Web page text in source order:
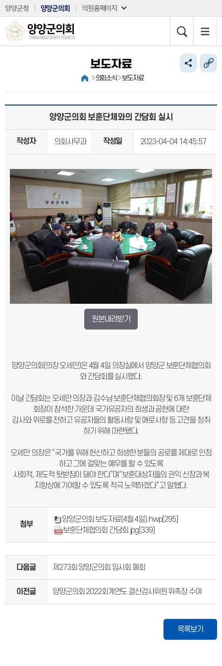
본문바로가기
양양군청 양양군의회 의원홈페이지
양양군의회
YANGYANG COUNTY COUNCIL
보도자료
의회소식 보도자료
양양군의회 보훈단체와의 간담회 실시
작성자 의회사무과 작성일 2023-04-04 14:45:57
원본내려받기
양양군의회(의장 오세만)은 4월 4일 의장실에서 양양군 보훈단체협의회
와 간담회를 실시했다.
이날 간담회는 오세만 의장과 김수남 보훈단체협의회장 및 6개 보훈단체
회장이 참석한 가운데 국가유공자의 희생과 공헌에 대한
감사와 위로를 전하고 유공자들의 활동사항 및 애로사항 등 고견을 청취
하기 위해 마련됐다.
오세만 의장은 “국가를 위해 헌신하고 희생한 분들의 공로를 제대로 인정
하고 그에 걸맞는 예우를 할 수 있도록
사회적, 제도적 뒷받침이 돼야 한다”며“보훈대상자들의 권익 신장과 복
지향상에 기여할 수 있도록 적극 노력하겠다”고 말했다.
첨부
양양군의회 보도자료(4월 4일).hwp[295]
보훈단체협의회 간담회.jpg [339]
다음글 제273회 양양군의회 임시회 폐회
이전글 양양군의회 2022회계연도 결산검사위원 위촉장 수여
목록보기